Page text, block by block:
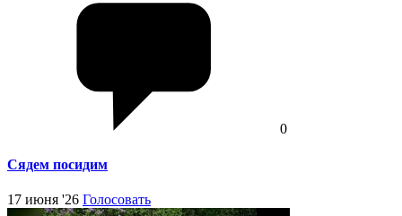
0
Сядем посидим
17 июня '26 Голосовать